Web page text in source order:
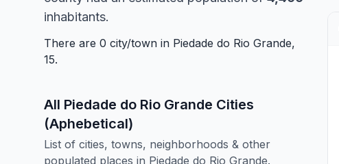
inhabitants.
There are 0 city/town in Piedade do Rio Grande,
15.
All Piedade do Rio Grande Cities
(Aphebetical)
List of cities, towns, neighborhoods & other
populated places in Piedade do Rio Grande.